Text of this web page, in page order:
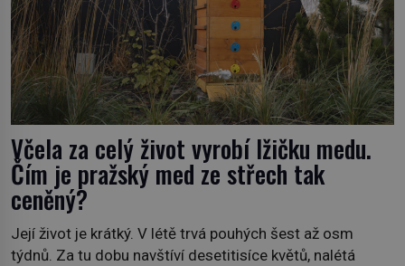
Včela za celý život vyrobí lžičku medu.
Čím je pražský med ze střech tak
ceněný?
Její život je krátký. V létě trvá pouhých šest až osm
týdnů. Za tu dobu navštíví desetitisíce květů, nalétá